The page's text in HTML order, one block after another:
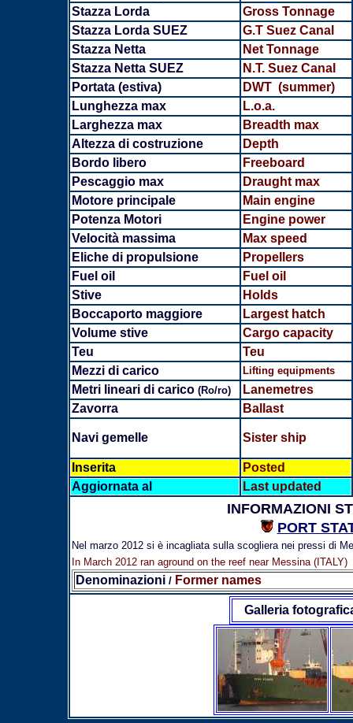
Stazza Lorda
Gross Tonnage
Stazza Lorda SUEZ
G.T Suez Canal
Stazza Netta
Net Tonnage
Stazza Netta SUEZ
N.T. Suez Canal
Portata (estiva)
DWT (summer)
Lunghezza max
L.o.a.
Larghezza max
Breadth max
Altezza di costruzione
Depth
Bordo libero
Freeboard
Pescaggio max
Draught max
Motore principale
Main engine
Potenza Motori
Engine power
Velocità massima
Max speed
Eliche di propulsione
Propellers
Fuel oil
Fuel oil
Stive
Holds
Boccaporto maggiore
Largest hatch
Volume stive
Cargo capacity
Teu
Teu
Mezzi di carico
Lifting equipments
Metri lineari di carico (Ro/ro)
Lanemetres
Zavorra
Ballast
Navi gemelle Sister ship
Inserita
Posted
Aggiornata al
Last updated
INFORMAZIONI
PORT
Nel marzo 2012 si è incagliata sulla scogliera nei pressi di
In March 2012 ran aground on the reef near Messina (ITALY)
Denominazioni / Former names
Galleria